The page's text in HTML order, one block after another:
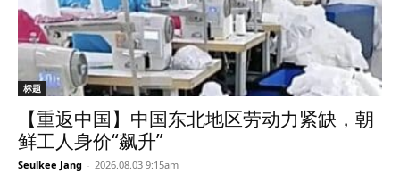
了心理压力。艾滋病检查是为了进行预防，可是人们认为接受检查是因
为个人私生活紊乱。 消息人士说：“职工们不满地说‘艾滋病又不是通过
空气传播的’，‘为什么擦身而过的人也要接受检查啊？’”“对检查感到不
满，不是因为检查的目的，而是因为自己被怀疑传染艾滋病了。” 艾滋
病不会因为日常的对话、握手和处在同一空间就被传染。可是因为朝鲜
接受艾滋病检查有很大的偏见。 朝鲜一直表示国内没有艾滋病患者。没
有对传染途径、预防方法、检查的必要性进行说明，而是把有可能接触
外国人的所有人员划为检查对象，这反而加深了百姓们的误解和不安。
标题
【重返中国】中国东北地区劳动力紧缺，朝
鲜工人身价“飙升”
Seulkee Jang - 2026.08.03 9:15am